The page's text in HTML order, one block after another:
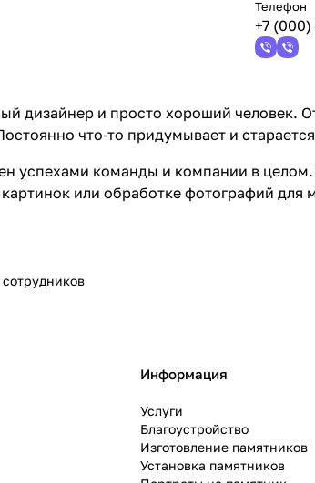
Телефон
+7
дизайнер и просто хороший человек.
что-то придумывает и
успехами команды и компании в
или обработке фотографий для
Информация
Услуги
Благоустройство
Изготовление памятников
Установка памятников